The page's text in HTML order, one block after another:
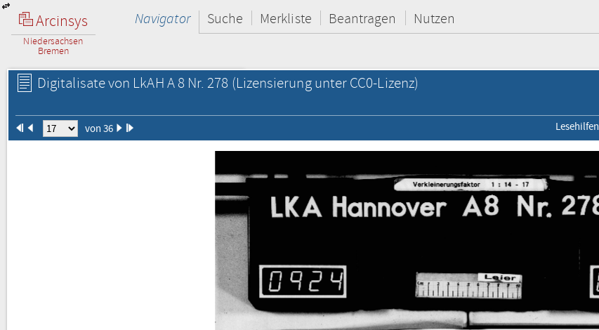
Arcinsys
Niedersachsen
Bremen
Navigator Suche Merkliste Beantragen Nutzen
Digitalisate von LkAH A 8 Nr. 278 (Lizensierung unter CC0-Lizenz)
von 36 Lesehilfen